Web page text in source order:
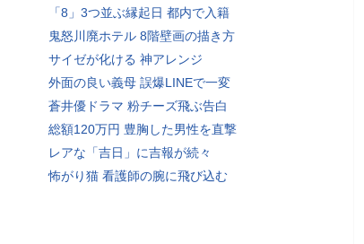
「8」3つ並ぶ縁起日 都内で入籍
鬼怒川廃ホテル 8階壁画の描き方
サイゼが化ける 神アレンジ
外面の良い義母 誤爆LINEで一変
蒼井優ドラマ 粉チーズ飛ぶ告白
総額120万円 豊胸した男性を直撃
レアな「吉日」に吉報が続々
怖がり猫 看護師の腕に飛び込む